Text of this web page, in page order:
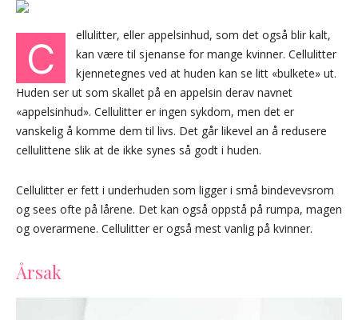
C
ellulitter, eller appelsinhud, som det også blir kalt,
kan være til sjenanse for mange kvinner. Cellulitter
kjennetegnes ved at huden kan se litt «bulkete» ut.
Huden ser ut som skallet på en appelsin derav navnet
«appelsinhud». Cellulitter er ingen sykdom, men det er
vanskelig å komme dem til livs. Det går likevel an å redusere
cellulittene slik at de ikke synes så godt i huden.
Cellulitter er fett i underhuden som ligger i små bindevevsrom
og sees ofte på lårene. Det kan også oppstå på rumpa, magen
og overarmene. Cellulitter er også mest vanlig på kvinner.
Årsak